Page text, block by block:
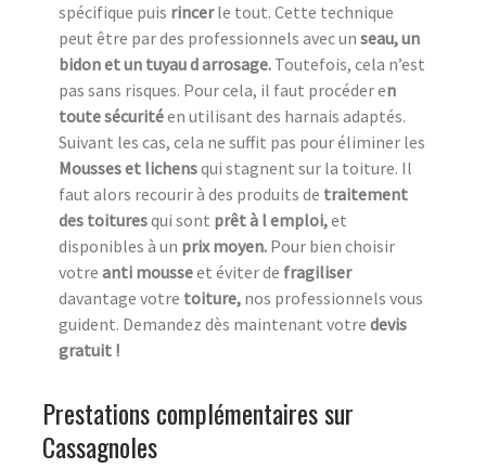
spécifique puis rincerle tout. Cette technique
peut être par des professionnels avec un seau, un
bidon et un tuyau d arrosage. Toutefois, cela n’est
pas sans risques. Pour cela, il faut procéder en
toute sécuritéen utilisant des harnais adaptés.
Suivant les cas, cela ne suffit pas pour éliminer les
Mousses et lichensqui stagnent sur la toiture. Il
faut alors recourir à des produits de traitement
des toituresqui sont prêt à l emploi,et
disponibles à un prix moyen. Pour bien choisir
votre anti mousseet éviter de fragiliser
davantage votre toiture, nos professionnels vous
guident. Demandez dès maintenant votre devis
gratuit !
Prestations complémentaires sur
Cassagnoles